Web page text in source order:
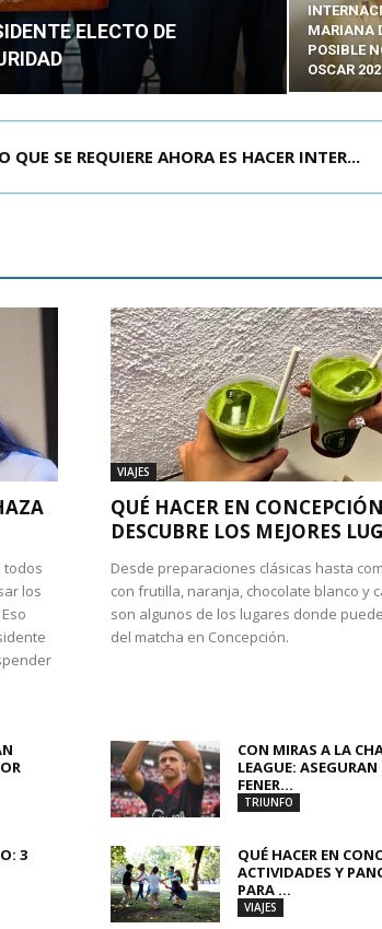
ELECTO DE
MARIANA
POSIBLE
OSCAR
POR IPC: “LA ECONOMÍA SE ESTÁ ENC...
todos
los
VIAJES
QUÉ HACER EN
DESCUBRE LOS MEJORES
Desde preparaciones clásicas hasta
con frutilla, naranja, chocolate blanco y
son algunos de los lugares donde
del matcha en Concepción.
CON MIRAS A LA
LEAGUE: ASEGURAN
FENER...
TRIUNFO
3
QUÉ HACER EN
ACTIVIDADES Y
PARA ...
VIAJES